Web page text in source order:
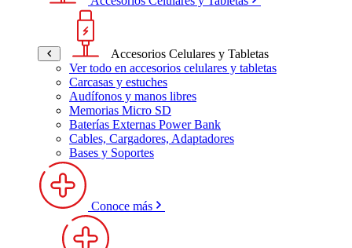
Accesorios Celulares y Tabletas
Ver todo en accesorios celulares y tabletas
Carcasas y estuches
Audífonos y manos libres
Memorias Micro SD
Baterías Externas Power Bank
Cables, Cargadores, Adaptadores
Bases y Soportes
Conoce más